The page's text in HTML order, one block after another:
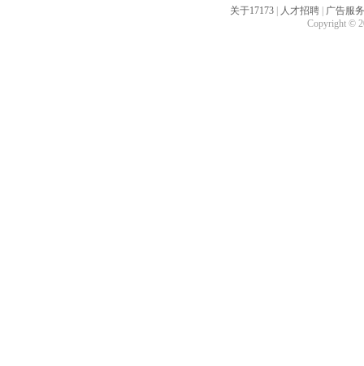
关于17173 人才招聘
广告服务
Copyright ©